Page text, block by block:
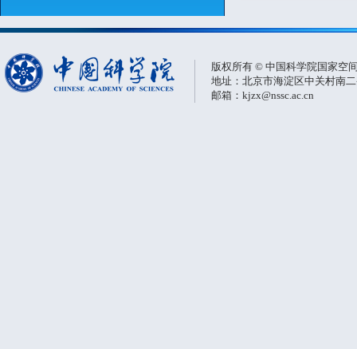
版权所有 © 中国科学院国家空
地址：北京市海淀区中关村南
邮箱：kjzx@nssc.ac.cn